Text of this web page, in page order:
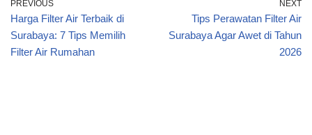
PREVIOUS
Harga Filter Air Terbaik di
Surabaya: 7 Tips Memilih
Filter Air Rumahan
NEXT
Tips Perawatan Filter Air
Surabaya Agar Awet di Tahun
2026